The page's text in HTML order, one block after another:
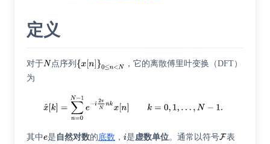
定义
对于 点序列
，它的离散傅里叶变换（DFT）
为
其中 是 自然对数的 底数 ， 是虚数单位。通常以符号
表